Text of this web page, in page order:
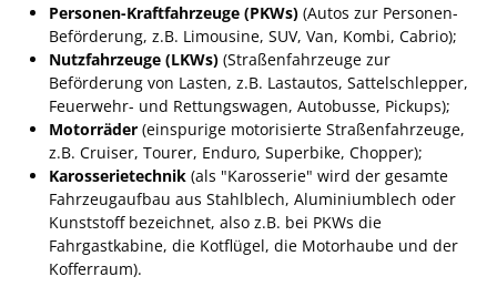
Personen-Kraftfahrzeuge (PKWs) (Autos zur Personen-
Beförderung, z.B. Limousine, SUV, Van, Kombi, Cabrio);
Nutzfahrzeuge (LKWs) (Straßenfahrzeuge zur
Beförderung von Lasten, z.B. Lastautos, Sattelschlepper,
Feuerwehr- und Rettungswagen, Autobusse, Pickups);
Motorräder (einspurige motorisierte Straßenfahrzeuge,
z.B. Cruiser, Tourer, Enduro, Superbike, Chopper);
Karosserietechnik (als "Karosserie" wird der gesamte
Fahrzeugaufbau aus Stahlblech, Aluminiumblech oder
Kunststoff bezeichnet, also z.B. bei PKWs die
Fahrgastkabine, die Kotflügel, die Motorhaube und der
Kofferraum).